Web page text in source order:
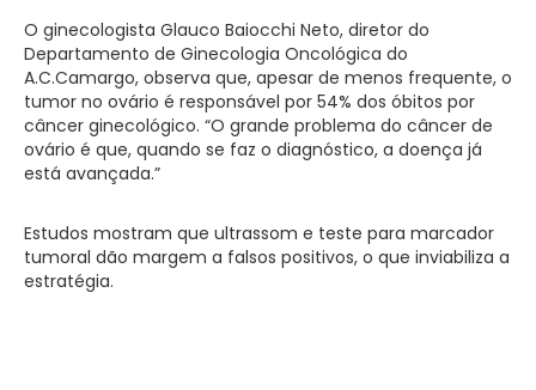
O ginecologista Glauco Baiocchi Neto, diretor do
Departamento de Ginecologia Oncológica do
A.C.Camargo, observa que, apesar de menos frequente, o
tumor no ovário é responsável por 54% dos óbitos por
câncer ginecológico. “O grande problema do câncer de
ovário é que, quando se faz o diagnóstico, a doença já
está avançada.”
Estudos mostram que ultrassom e teste para marcador
tumoral dão margem a falsos positivos, o que inviabiliza a
estratégia.